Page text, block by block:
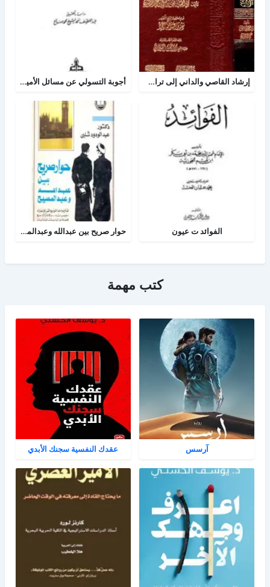
إرشاد القاصي والداني إلى تراجم شيوخ الطبراني أجوبة التسولي عن مسائل الأمير عبد القادر في الجهاد
الفوائد ت عيون حوار صريح بين عبدالله وعبدالمسيح
كتب مهمة
آرسس عقدك النفسية سجنك الأبدي